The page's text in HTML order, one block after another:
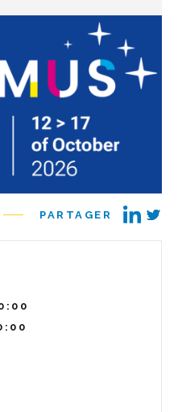
PARTAGER